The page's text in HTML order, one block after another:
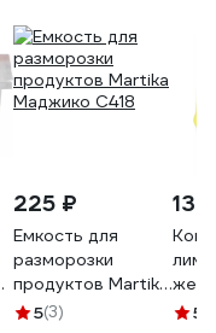
225 ₽
Емкость для
разморозки
продуктов Martika
Маджико С418
5(3) 5